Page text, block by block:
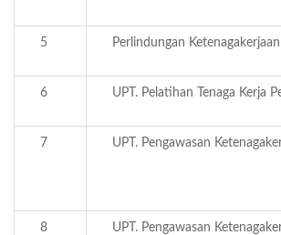
5 Perlindungan Ketenagakerjaan
6 UPT. Pelatihan Tenaga Kerja
7 UPT. Pengawasan
8 UPT. Pengawasan